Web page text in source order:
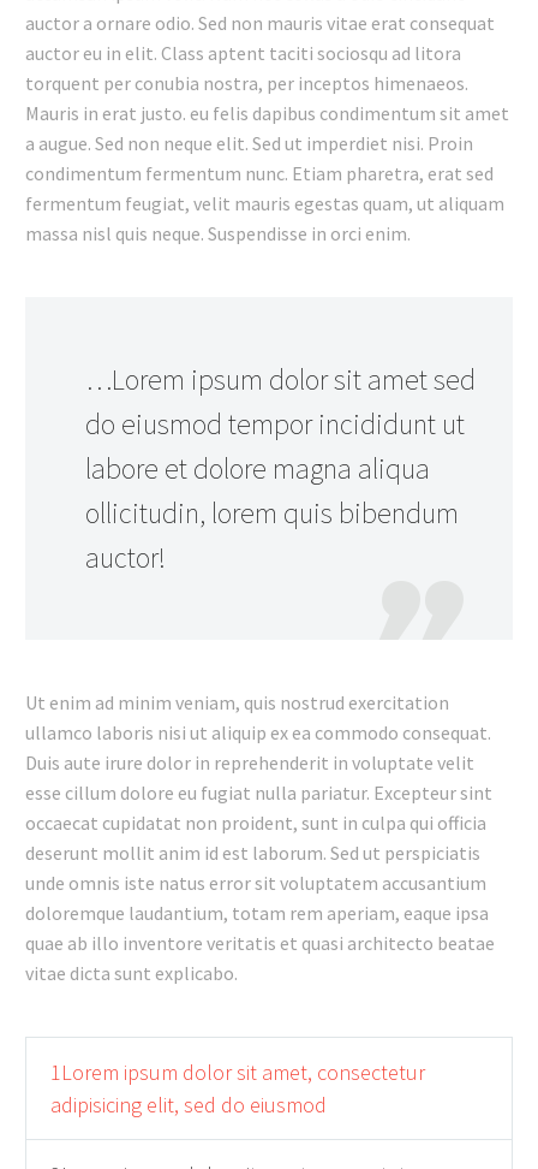
auctor a ornare odio. Sed non mauris vitae erat consequat
auctor eu in elit. Class aptent taciti sociosqu ad litora
torquent per conubia nostra, per inceptos himenaeos.
Mauris in erat justo. eu felis dapibus condimentum sit amet
a augue. Sed non neque elit. Sed ut imperdiet nisi. Proin
condimentum fermentum nunc. Etiam pharetra, erat sed
fermentum feugiat, velit mauris egestas quam, ut aliquam
massa nisl quis neque. Suspendisse in orci enim.
…Lorem ipsum dolor sit amet sed
do eiusmod tempor incididunt ut
labore et dolore magna aliqua
ollicitudin, lorem quis bibendum
auctor!
Ut enim ad minim veniam, quis nostrud exercitation
ullamco laboris nisi ut aliquip ex ea commodo consequat.
Duis aute irure dolor in reprehenderit in voluptate velit
esse cillum dolore eu fugiat nulla pariatur. Excepteur sint
occaecat cupidatat non proident, sunt in culpa qui officia
deserunt mollit anim id est laborum. Sed ut perspiciatis
unde omnis iste natus error sit voluptatem accusantium
doloremque laudantium, totam rem aperiam, eaque ipsa
quae ab illo inventore veritatis et quasi architecto beatae
vitae dicta sunt explicabo.
1Lorem ipsum dolor sit amet, consectetur
adipisicing elit, sed do eiusmod